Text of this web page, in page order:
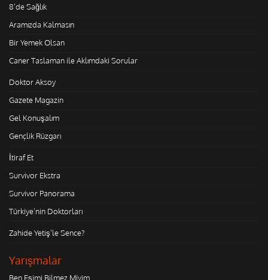
8'de Sağlık
Aramızda Kalmasın
Bir Yemek Olsan
Caner Taslaman ile Aklımdaki Sorular
Doktor Aksoy
Gazete Magazin
Gel Konuşalım
Gençlik Rüzgarı
İtiraf Et
Survivor Ekstra
Survivor Panorama
Türkiye'nin Doktorları
Zahide Yetiş'le Sence?
Yarışmalar
Ben Eşimi Bilmez Miyim